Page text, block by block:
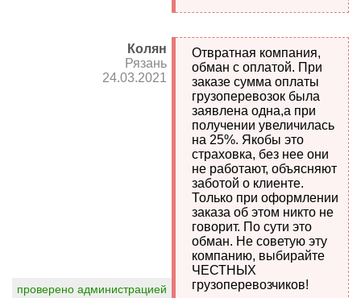
Колян
Рязань
24.03.2021
проверено администрацией
Отвратная компания,
обман с оплатой. При
заказе сумма оплаты
грузоперевозок была
заявлена одна,а при
получении увеличилась
на 25%. Якобы это
страховка, без нее они
не работают, объясняют
заботой о клиенте.
Только при оформлении
заказа об этом никто не
говорит. По сути это
обман. Не советую эту
компанию, выбирайте
ЧЕСТНЫХ
грузоперевозчиков!